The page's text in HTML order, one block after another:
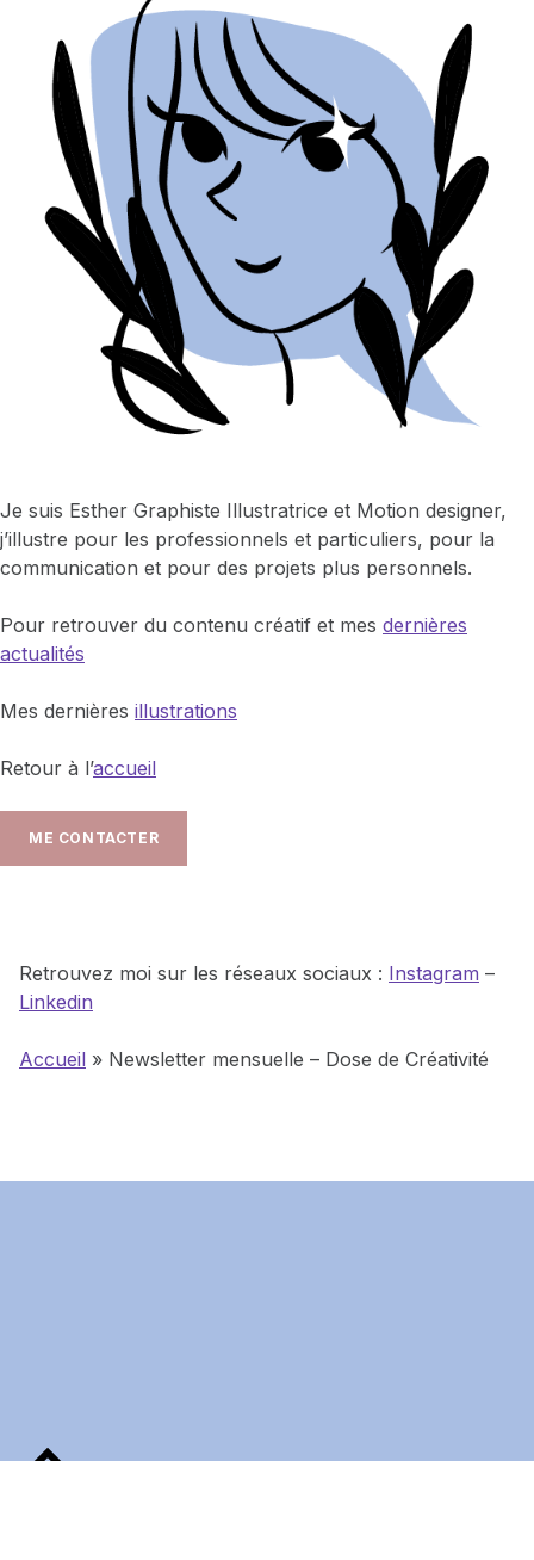
Je suis Esther Graphiste Illustratrice et Motion designer,
j’illustre pour les professionnels et particuliers, pour la
communication et pour des projets plus personnels.
Pour retrouver du contenu créatif et mes dernières
actualités
Mes dernières illustrations
Retour à l’accueil
ME CONTACTER
Retrouvez moi sur les réseaux sociaux : Instagram –
Linkedin
Accueil » Newsletter mensuelle – Dose de Créativité
Skip back to main navigation